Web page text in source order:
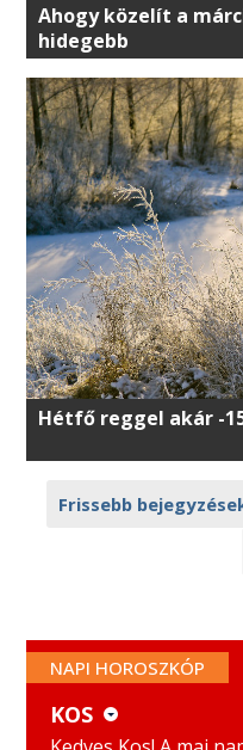
Ahogy közelít a
hidegebb
Hétfő reggel akár -
Frissebb
NAPI HOROSZKÓP
KOS
KOS